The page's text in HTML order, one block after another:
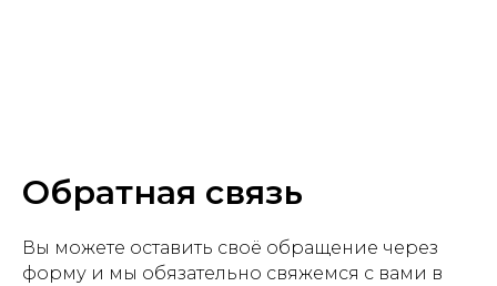
Обратная связь
Вы можете оставить своё обращение через
форму и мы обязательно свяжемся с вами в